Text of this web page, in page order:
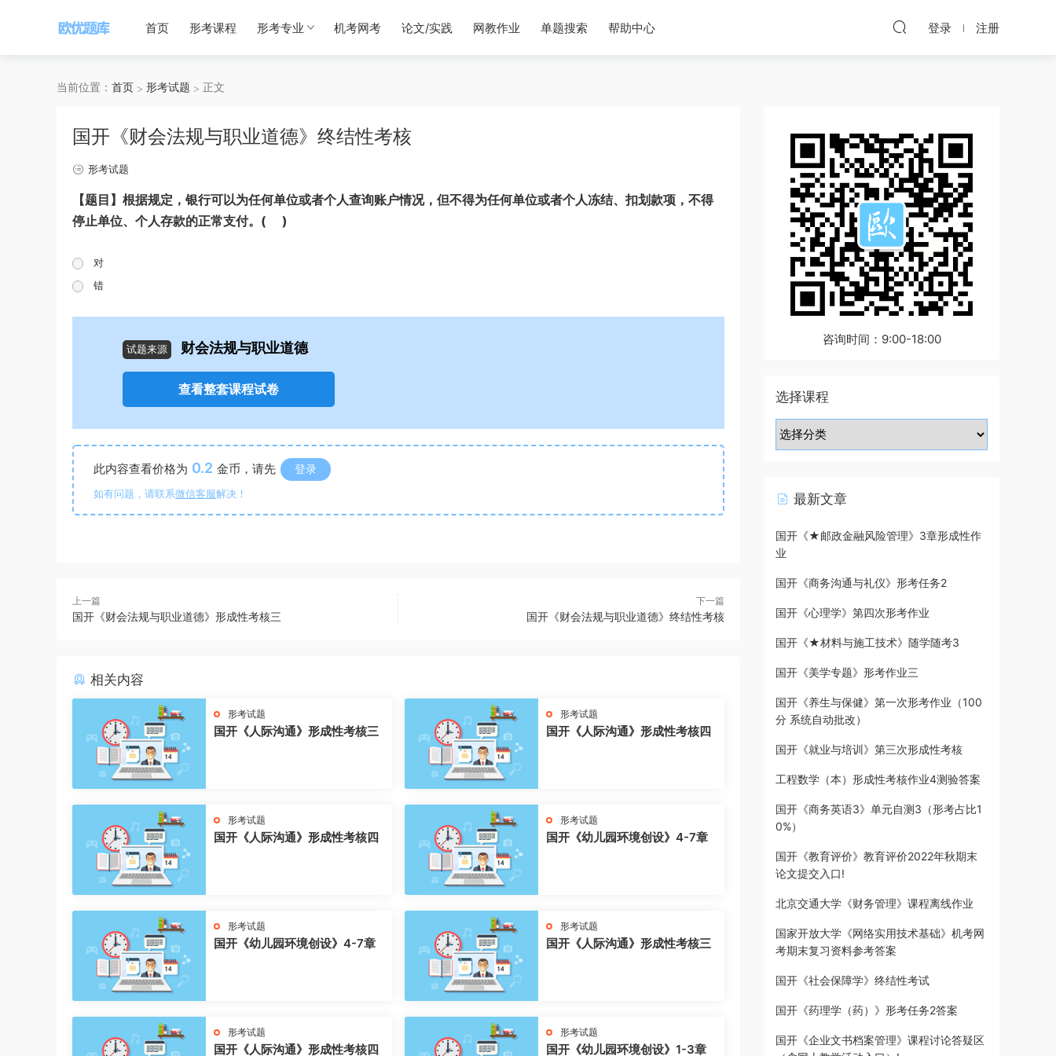
首页 形考课程 形考专业 机考网考 论文/实践 网教作业 单题搜索 帮助中心 登录 注册
当前位置： 首页 形考试题 正文
国开《财会法规与职业道德》终结性考核
形考试题
【题目】根据规定，银行可以为任何单位或者个人查询账户情况，但不得为任何单位或者个人冻结、扣划款项，不得
停止单位、个人存款的正常支付。( )
对
错
试题来源 财会法规与职业道德
查看整套课程试卷
此内容查看价格为 0.2 金币，请先 登录
如有问题，请联系微信客服解决！
上一篇
国开《财会法规与职业道德》形成性考核三
下一篇
国开《财会法规与职业道德》终结性考核
相关内容
形考试题
国开《人际沟通》形成性考核三
形考试题
国开《人际沟通》形成性考核四
形考试题
国开《人际沟通》形成性考核四
形考试题
国开《幼儿园环境创设》4-7章
形考试题
国开《幼儿园环境创设》4-7章
形考试题
国开《人际沟通》形成性考核三
形考试题
国开《人际沟通》形成性考核四
形考试题
国开《幼儿园环境创设》1-3章
咨询时间：9:00-18:00
选择课程
最新文章
国开《★邮政金融风险管理》3章形成性作
业
国开《商务沟通与礼仪》形考任务2
国开《心理学》第四次形考作业
国开《★材料与施工技术》随学随考3
国开《美学专题》形考作业三
国开《养生与保健》第一次形考作业（100
分 系统自动批改）
国开《就业与培训》第三次形成性考核
工程数学（本）形成性考核作业4测验答案
国开《商务英语3》单元自测3（形考占比1
0%）
国开《教育评价》教育评价2022年秋期末
论文提交入口!
北京交通大学《财务管理》课程离线作业
国家开放大学《网络实用技术基础》机考网
考期末复习资料参考答案
国开《社会保障学》终结性考试
国开《药理学（药）》形考任务2答案
国开《企业文书档案管理》课程讨论答疑区